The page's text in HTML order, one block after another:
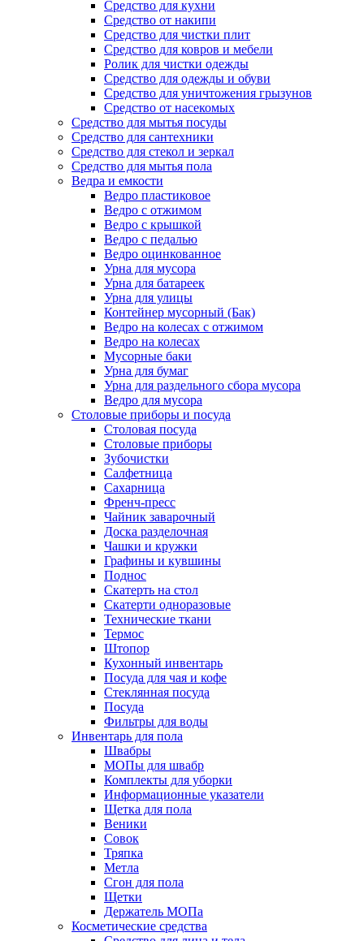
Средство для кухни
Средство от накипи
Средство для чистки плит
Средство для ковров и мебели
Ролик для чистки одежды
Средство для одежды и обуви
Средство для уничтожения грызунов
Средство от насекомых
Средство для мытья посуды
Средство для сантехники
Средство для стекол и зеркал
Средство для мытья пола
Ведра и емкости
Ведро пластиковое
Ведро с отжимом
Ведро с крышкой
Ведро с педалью
Ведро оцинкованное
Урна для мусора
Урна для батареек
Урна для улицы
Контейнер мусорный (Бак)
Ведро на колесах с отжимом
Ведро на колесах
Мусорные баки
Урна для бумаг
Урна для раздельного сбора мусора
Ведро для мусора
Столовые приборы и посуда
Столовая посуда
Столовые приборы
Зубочистки
Салфетница
Сахарница
Френч-пресс
Чайник заварочный
Доска разделочная
Чашки и кружки
Графины и кувшины
Поднос
Скатерть на стол
Скатерти одноразовые
Технические ткани
Термос
Штопор
Кухонный инвентарь
Посуда для чая и кофе
Стеклянная посуда
Посуда
Фильтры для воды
Инвентарь для пола
Швабры
МОПы для швабр
Комплекты для уборки
Информационные указатели
Щетка для пола
Веники
Совок
Тряпка
Метла
Сгон для пола
Щетки
Держатель МОПа
Косметические средства